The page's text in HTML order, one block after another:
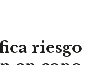
riesgo